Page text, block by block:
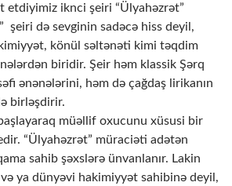
iknci şeiri “Ülyahəzrət”
şeiri də sevginin sadəcə hiss deyil,
könül səltənəti kimi təqdim
biridir. Şeir həm klassik Şərq
ənənələrini, həm də çağdaş lirikanın
birləşdirir.
müəllif oxucunu xüsusi bir
“Ülyahəzrət” müraciəti adətən
sahib şəxslərə ünvanlanır. Lakin
ya dünyəvi hakimiyyət sahibinə deyil,